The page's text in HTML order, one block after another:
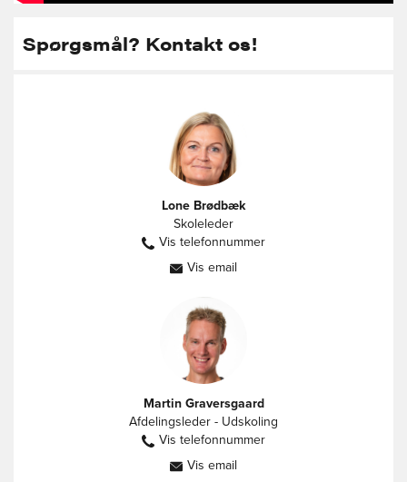
Spørgsmål? Kontakt os!
Lone Brødbæk
Skoleleder
Vis telefonnummer
60584726
Vis emaillb@vestbyenfriskole.dk
Martin Graversgaard
Afdelingsleder - Udskoling
Vis telefonnummer
30278988
Vis emailmg@vestbyenfriskole.dk